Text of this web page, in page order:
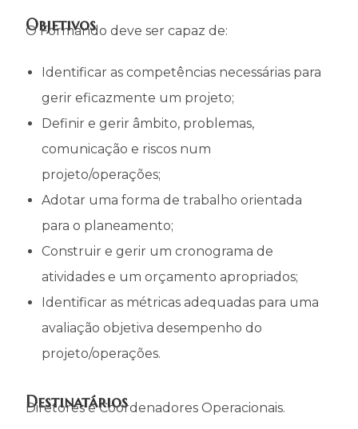
Objetivos
O Formando deve ser capaz de:
Identificar as competências necessárias para
gerir eficazmente um projeto;
Definir e gerir âmbito, problemas,
comunicação e riscos num
projeto/operações;
Adotar uma forma de trabalho orientada
para o planeamento;
Construir e gerir um cronograma de
atividades e um orçamento apropriados;
Identificar as métricas adequadas para uma
avaliação objetiva desempenho do
projeto/operações.
Destinatários
Diretores e Coordenadores Operacionais.